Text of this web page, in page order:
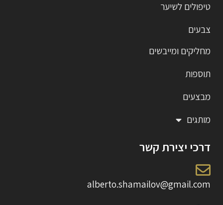
טיפולים לשיער
צבעים
מחליקים ומייבשים
תוספות
מבצעים
מותגים
דרכי יצירת קשר
alberto.shamailov@gmail.com